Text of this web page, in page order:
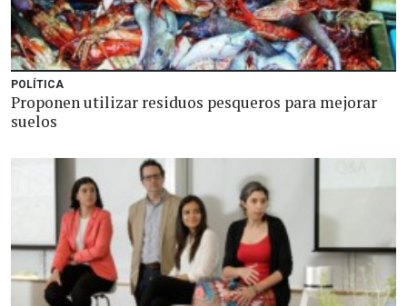
POLÍTICA
Proponen utilizar residuos pesqueros para mejorar
suelos